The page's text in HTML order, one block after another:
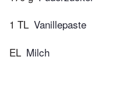
1 TL Vanillepaste
EL Milch